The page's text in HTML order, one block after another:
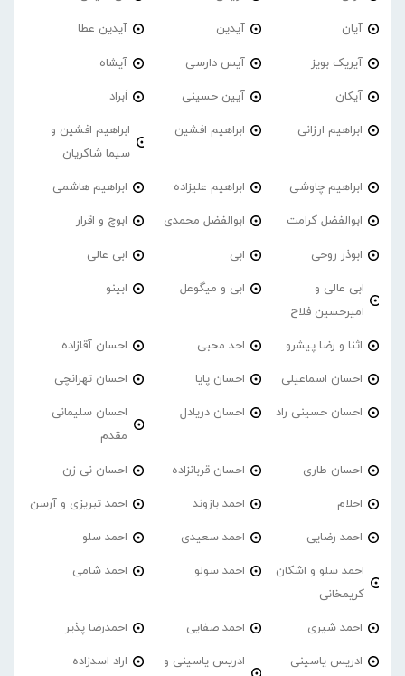
آیان آیدین آیدین عطا
آیریک بویز آیس دارسی آیشاه
آیکان آیین حسینی اَبراد
ابراهیم ارزانی ابراهیم افشین
ابراهیم افشین و
سیما شاکریان
ابراهیم چاوشی ابراهیم علیزاده ابراهیم هاشمی
ابوالفضل کرامت ابوالفضل محمدی ابوچ و اقرار
ابوذر روحی ابی ابی عالی
ابی عالی و
امیرحسین فلاح
ابی و میگوعل ابینو
اثنا و رضا پیشرو احد محبی احسان آقازاده
احسان اسماعیلی احسان پایا احسان تهرانچی
احسان حسینی راد احسان دریادل
احسان سلیمانی
مقدم
احسان طاری احسان قربانزاده احسان نی زن
احلام احمد بازوند احمد تبریزی و آرسن
احمد‌ رضایی احمد سعیدی احمد سلو
احمد سلو و اشکان
کریمخانی
احمد سولو احمد شامی
احمد شیری احمد صفایی احمدرضا پذیر
ادریس یاسینی
ادریس یاسینی و
اراد اسدزاده